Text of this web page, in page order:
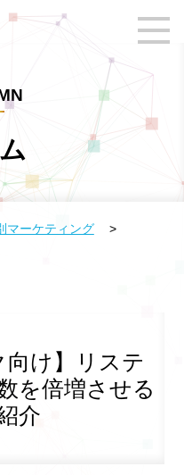
マーケティング >
向け】リステ
を倍増させる
介